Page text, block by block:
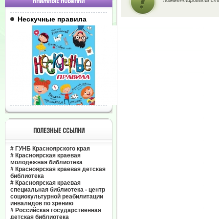
Нескучные правила
ПОЛЕЗНЫЕ ССЫЛКИ
# ГУНБ Красноярского края
# Красноярская краевая
молодежная библиотека
# Красноярская краевая детская
библиотека
# Красноярская краевая
специальная библиотека - центр
социокультурной реабилитации
инвалидов по зрению
# Российская государственная
детская библиотека